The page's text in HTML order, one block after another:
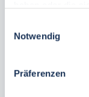
Notwendig
Präferenzen
gefallen